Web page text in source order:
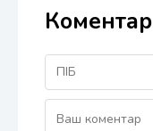
Коментар